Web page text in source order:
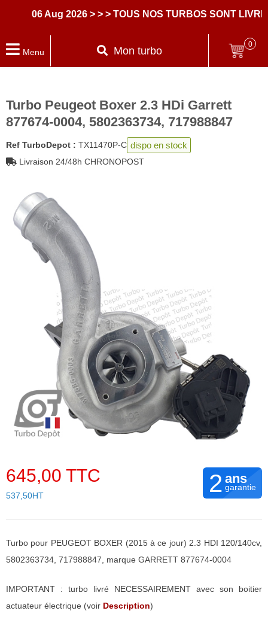
06 Aug 2026 > > > TOUS NOS TURBOS SONT LIVRES
Menu Mon turbo
0
Turbo Peugeot Boxer 2.3 HDi Garrett
877674-0004, 5802363734, 717988847
Ref TurboDepot : TX11470P-C dispo en stock
Livraison 24/48h CHRONOPOST
645,00 TTC
537,50HT 2 ans
garantie
Turbo pour PEUGEOT BOXER (2015 à ce jour) 2.3 HDI 120/140cv,
5802363734, 717988847, marque GARRETT 877674-0004
IMPORTANT : turbo livré NECESSAIREMENT avec son boitier
actuateur électrique (voir Description)